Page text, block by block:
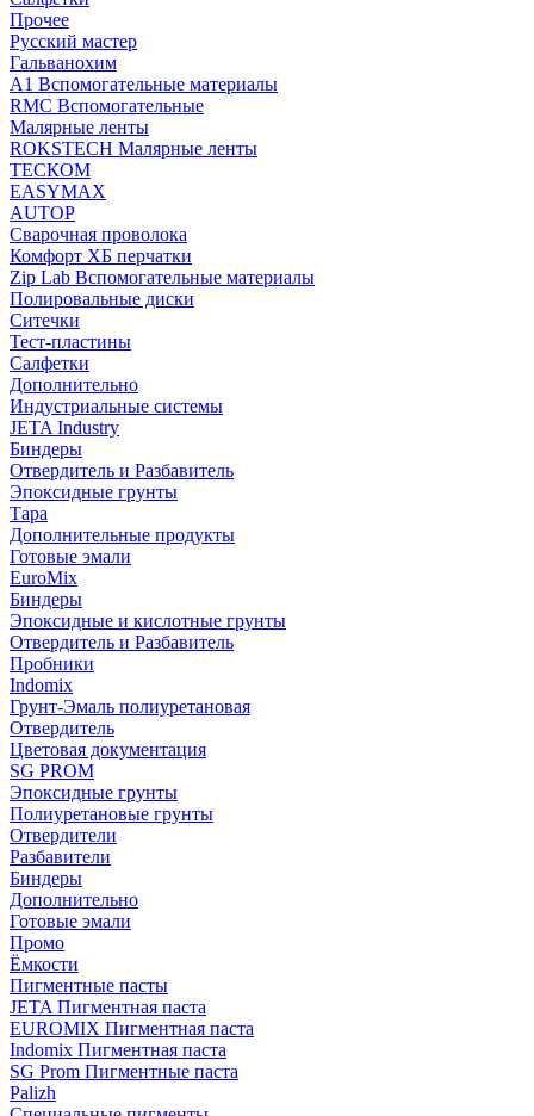
Прочее
Русский мастер
Гальванохим
А1 Вспомогательные материалы
RMC Вспомогательные
Малярные ленты
ROKSTECH Малярные ленты
ТЕСКОМ
EASYMAX
AUTOP
Сварочная проволока
Комфорт ХБ перчатки
Zip Lab Вспомогательные материалы
Полировальные диски
Ситечки
Тест-пластины
Салфетки
Дополнительно
Индустриальные системы
JETA Industry
Биндеры
Отвердитель и Разбавитель
Эпоксидные грунты
Тара
Дополнительные продукты
Готовые эмали
EuroMix
Биндеры
Эпоксидные и кислотные грунты
Отвердитель и Разбавитель
Пробники
Indomix
Грунт-Эмаль полиуретановая
Отвердитель
Цветовая документация
SG PROM
Эпоксидные грунты
Полиуретановые грунты
Отвердители
Разбавители
Биндеры
Дополнительно
Готовые эмали
Промо
Ёмкости
Пигментные пасты
JETA Пигментная паста
EUROMIX Пигментная паста
Indomix Пигментная паста
SG Prom Пигментные паста
Palizh